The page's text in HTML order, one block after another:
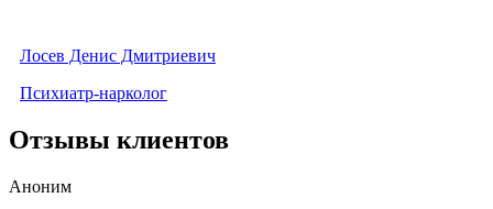
Лосев Денис Дмитриевич
Психиатр-нарколог
Отзывы клиентов
Аноним